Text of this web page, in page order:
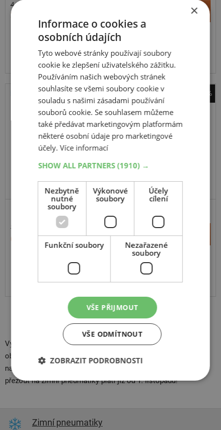
4 116 Kč
3 965 Kč Koupit
SKLADEM Expedujeme do 5 dnů
Na prodejně v Opavě do 5 dnů.
Centrální sklad 12 ks.
-41%
Bridgestone
Duravis Van Winter
109H
C,Enliten
11 013 Kč
6 450 Kč
SKLADEM Expedujeme do 2 dnů
Na prodejně v Opavě do 2 dnů.
Centrální sklad 20 ks.
Vybavení do vašeho auta není nikdy dost! Do jakéhokoli
obtížnějšího sněhového terénu byste neměli zapomínat
na
přezout na zimní pneumatiky platí již od 1. listopadu!
Zimní pneumatiky
×
Informace o cookies a
osobních údajích
Tyto webové stránky používají soubory
cookie ke zlepšení uživatelského zážitku.
Používáním našich webových stránek
souhlasíte se všemi soubory cookie v
souladu s našimi zásadami používání
souborů cookie. Se souhlasem můžeme
také předávat marketingovým platformám
některé osobní údaje pro marketingové
účely.Více informací
SHOW ALL PARTNERS(1910) →
Nezbytně
nutné
soubory
Výkonové
soubory
Účely
cílení
Funkční soubory
Nezařazené
soubory
VŠE PŘIJMOUT
VŠE ODMÍTNOUT
ZOBRAZIT PODROBNOSTI